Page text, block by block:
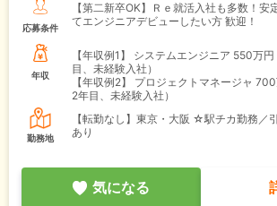
応募条件
【第二新卒OK】Ｒｅ就活入社も多数！安
てエンジニアデビューしたい方 歓迎！
年収
【年収例1】
システムエンジニア 550万
目、未経験入社）
【年収例2】
プロジェクトマネージャ
2年目、未経験入社）
勤務地
【転勤なし】東京・大阪 ☆駅チカ勤務／
あり
気になる